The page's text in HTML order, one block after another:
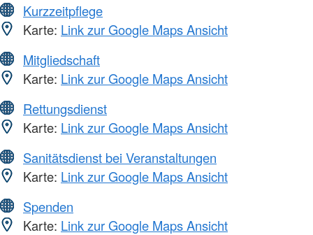
Kurzzeitpflege
Karte: Link zur Google Maps Ansicht
Mitgliedschaft
Karte: Link zur Google Maps Ansicht
Rettungsdienst
Karte: Link zur Google Maps Ansicht
Sanitätsdienst bei Veranstaltungen
Karte: Link zur Google Maps Ansicht
Spenden
Karte: Link zur Google Maps Ansicht